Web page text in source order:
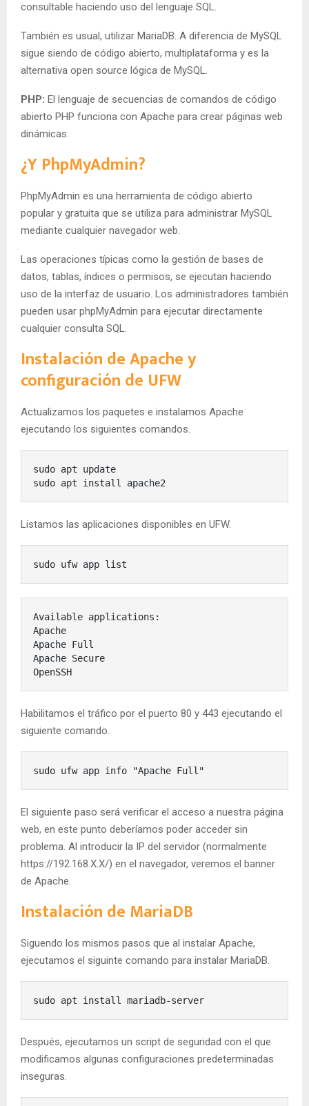
consultable haciendo uso del lenguaje SQL.
También es usual, utilizar MariaDB. A diferencia de MySQL
sigue siendo de código abierto, multiplataforma y es la
alternativa open source lógica de MySQL.
PHP: El lenguaje de secuencias de comandos de código
abierto PHP funciona con Apache para crear páginas web
dinámicas.
¿Y PhpMyAdmin?
PhpMyAdmin es una herramienta de código abierto
popular y gratuita que se utiliza para administrar MySQL
mediante cualquier navegador web.
Las operaciones típicas como la gestión de bases de
datos, tablas, índices o permisos, se ejecutan haciendo
uso de la interfaz de usuario. Los administradores también
pueden usar phpMyAdmin para ejecutar directamente
cualquier consulta SQL.
Instalación de Apache y
configuración de UFW
Actualizamos los paquetes e instalamos Apache
ejecutando los siguientes comandos.
sudo apt update
sudo apt install apache2
Listamos las aplicaciones disponibles en UFW.
sudo ufw app list
Available applications:
Apache
Apache Full
Apache Secure
OpenSSH
Habilitamos el tráfico por el puerto 80 y 443 ejecutando el
siguiente comando.
sudo ufw app info "Apache Full"
El siguiente paso será verificar el acceso a nuestra página
web, en este punto deberíamos poder acceder sin
problema. Al introducir la IP del servidor (normalmente
https://192.168.X.X/) en el navegador, veremos el banner
de Apache.
Instalación de MariaDB
Siguendo los mismos pasos que al instalar Apache,
ejecutamos el siguinte comando para instalar MariaDB.
sudo apt install mariadb-server
Después, ejecutamos un script de seguridad con el que
modificamos algunas configuraciones predeterminadas
inseguras.